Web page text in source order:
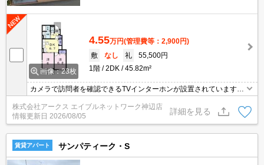
画像：23枚
4.55万円(管理費等：2,900円)
敷
なし 礼
55,500円
1階
2DK 45.82m²
カメラで訪問者を確認できるTVインターホンが設置されています。
アンテナ設置済みなので、工事費要らずでBS加入できます。駐車場
に空きがあるので車を所有している方も安心です。浴槽内の湯が冷
めたときでも、追い焚き機能が付いているので快適です。
株式会社アークス エイブルネットワーク神辺店
情報更新日 2026/08/05
詳細を見る
賃貸アパート サンパティーク・S